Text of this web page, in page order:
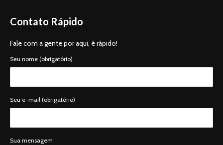
Contato Rápido
Fale com a gente por aqui, é rápido!
Seu nome (obrigatório)
Seu e-mail (obrigatório)
Sua mensagem